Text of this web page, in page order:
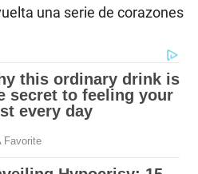
una serie de corazones